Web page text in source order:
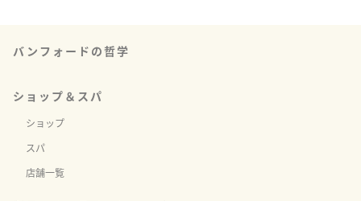
コンディショナーを適量手に取り、頭皮から髪先まで塗布し、軽く洗い流し
ます。
＜ゼラニウム コンディショナー＞
ニウムハニー、ヒドロキシエチルセルロース、PG、クオタニウム-80、シア
脂、フェノキシエタノール、セトリモニウムクロリド、セテアレス-20、ベン
ジルアルコール、ジメチコン、香料、ミリスチン酸ミリスチル、パンテノー
キス、ウルチカジオイカエキス、ソルビン酸、クエン酸、ソルビン酸Ｋ
（香料はゼラニウムやラベンダーなどの植物由来原料を使用しています）
バンフォードの哲学
ショップ＆スパ
ショップ
スパ
店舗一覧